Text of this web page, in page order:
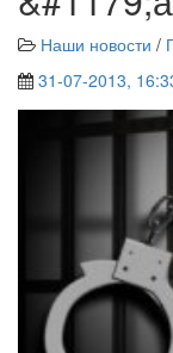
Наши новости /
31-07-2013,